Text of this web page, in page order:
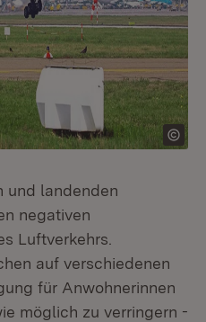
und landenden
negativen
Luftverkehrs.
auf verschiedenen
für Anwohnerinnen
möglich zu verringern -